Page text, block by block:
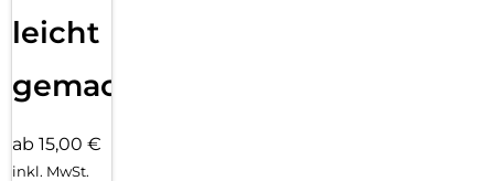
leicht
gemacht!
ab 15,00 €
inkl. MwSt.